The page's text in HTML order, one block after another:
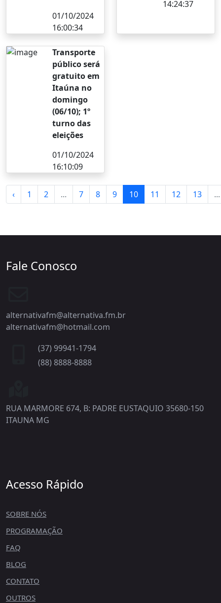
01/10/2024
16:00:34
14:24:37
Transporte
público será
gratuito em
Itaúna no
domingo
(06/10); 1º
turno das
eleições
01/10/2024
16:10:09
‹ 1 2 ... 7 8 9 10 11 12 13 ...
Fale Conosco
alternativafm@alternativa.fm.br
alternativafm@hotmail.com
(37) 99941-1794
(88) 8888-8888
RUA MARMORE 674, B: PADRE EUSTAQUIO 35680-150
ITAUNA MG
Acesso Rápido
SOBRE NÓS
PROGRAMAÇÃO
FAQ
BLOG
CONTATO
OUTROS